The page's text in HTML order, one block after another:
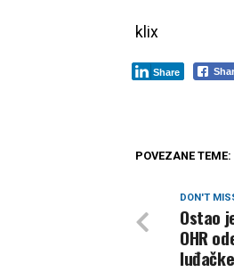
klix
Share
POVEZANE TEME:
DON'T
Ostao
OHR